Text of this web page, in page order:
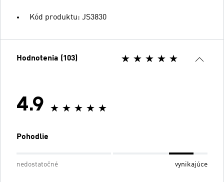
Kód produktu: JS3830
Hodnotenia (103)
4.9
Pohodlie
nedostatočné vynikajúce